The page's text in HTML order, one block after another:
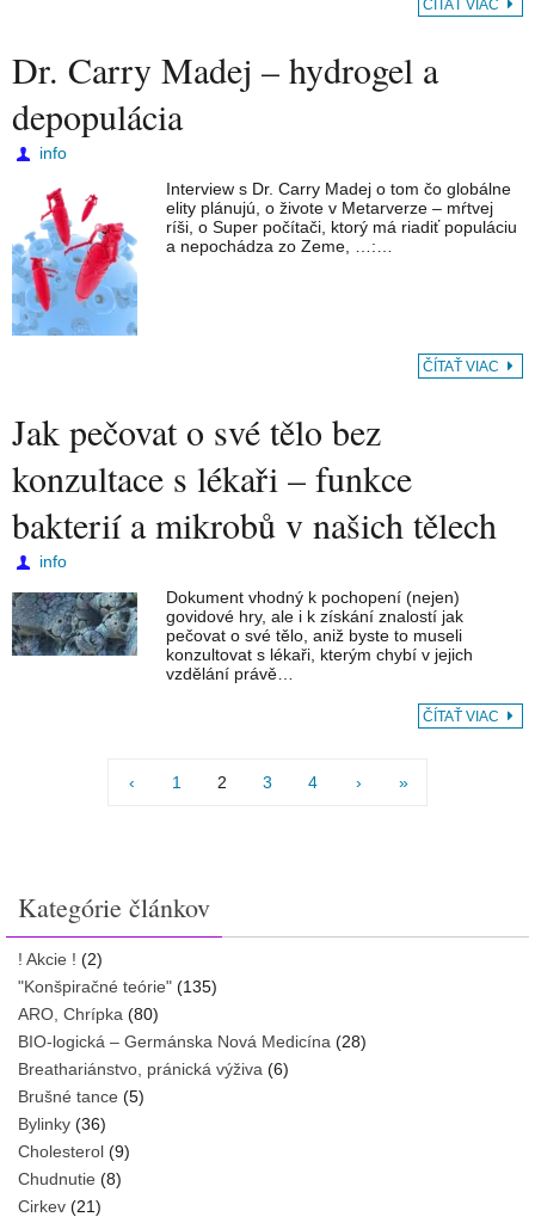
ČÍTAŤ VIAC
Dr. Carry Madej – hydrogel a
depopulácia
info
Interview s Dr. Carry Madej o tom čo globálne
elity plánujú, o živote v Metarverze – mŕtvej
ríši, o Super počítači, ktorý má riadiť populáciu
a nepochádza zo Zeme, …:…
ČÍTAŤ VIAC
Jak pečovat o své tělo bez
konzultace s lékaři – funkce
bakterií a mikrobů v našich tělech
info
Dokument vhodný k pochopení (nejen)
govidové hry, ale i k získání znalostí jak
pečovat o své tělo, aniž byste to museli
konzultovat s lékaři, kterým chybí v jejich
vzdělání právě…
ČÍTAŤ VIAC
‹ 1 2 3 4 › »
Kategórie článkov
! Akcie ! (2)
"Konšpiračné teórie" (135)
ARO, Chrípka (80)
BIO-logická – Germánska Nová Medicína (28)
Breathariánstvo, pránická výživa (6)
Brušné tance (5)
Bylinky (36)
Cholesterol (9)
Chudnutie (8)
Cirkev (21)